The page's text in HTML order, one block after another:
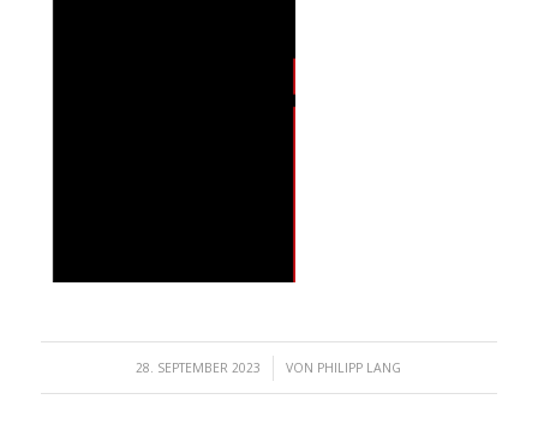
28. SEPTEMBER 2023
/ VON PHILIPP LANG